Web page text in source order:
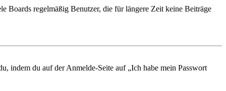
Boards regelmäßig Benutzer, die für längere Zeit keine Beiträge
indem du auf der Anmelde-Seite auf „Ich habe mein Passwort